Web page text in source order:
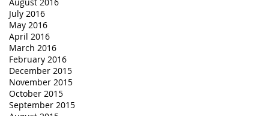
July 2016
May 2016
April 2016
March 2016
February 2016
December 2015
November 2015
October 2015
September 2015